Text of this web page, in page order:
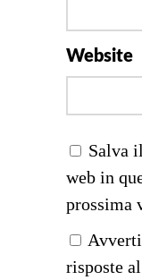
Website
Salva
web in
prossima
risposte